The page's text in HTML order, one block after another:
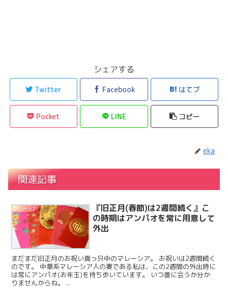
シェアする
Twitter Facebook はてブ
Pocket LINE コピー
eka
関連記事
マレーシア
『旧正月(春節)は2週間続く』こ
の時期はアンパオを常に用意して
外出
まだまだ旧正月のお祝い真っ只中のマレーシア。 お祝いは2週間続く
のです。 中華系マレーシア人の妻である私は、この2週間の外出時に
は常にアンパオ(お年玉)を持ち歩いています。 いつ誰に会うか分か
りませんからね。 ...